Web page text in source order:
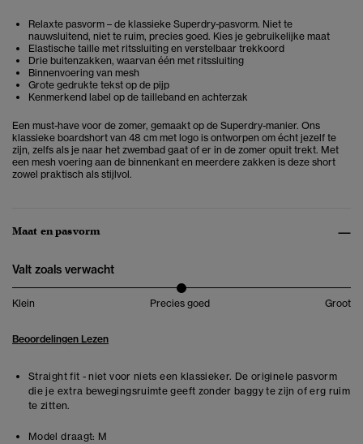
Relaxte pasvorm – de klassieke Superdry-pasvorm. Niet te
nauwsluitend, niet te ruim, precies goed. Kies je gebruikelijke maat
Elastische taille met ritssluiting en verstelbaar trekkoord
Drie buitenzakken, waarvan één met ritssluiting
Binnenvoering van mesh
Grote gedrukte tekst op de pijp
Kenmerkend label op de tailleband en achterzak
Een must-have voor de zomer, gemaakt op de Superdry-manier. Ons
klassieke boardshort van 48 cm met logo is ontworpen om écht jezelf te
zijn, zelfs als je naar het zwembad gaat of er in de zomer opuit trekt. Met
een mesh voering aan de binnenkant en meerdere zakken is deze short
zowel praktisch als stijlvol.
Maat en pasvorm
Valt zoals verwacht
Klein Precies goed Groot
Beoordelingen Lezen
Straight fit - niet voor niets een klassieker. De originele pasvorm
die je extra bewegingsruimte geeft zonder baggy te zijn of erg ruim
te zitten.
Model draagt: M